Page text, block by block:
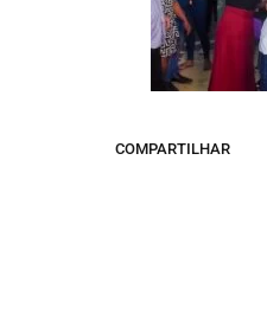
COMPARTILHAR